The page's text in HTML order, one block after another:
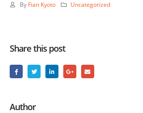
By Fian Kyoto Uncategorized
Share this post
Author